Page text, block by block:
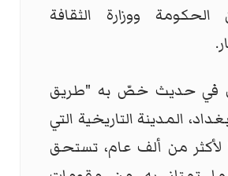
ووزارة الثقافة
في حديث خصّ به "طريق
المدينة التاريخية التي
من ألف عام، تستحق